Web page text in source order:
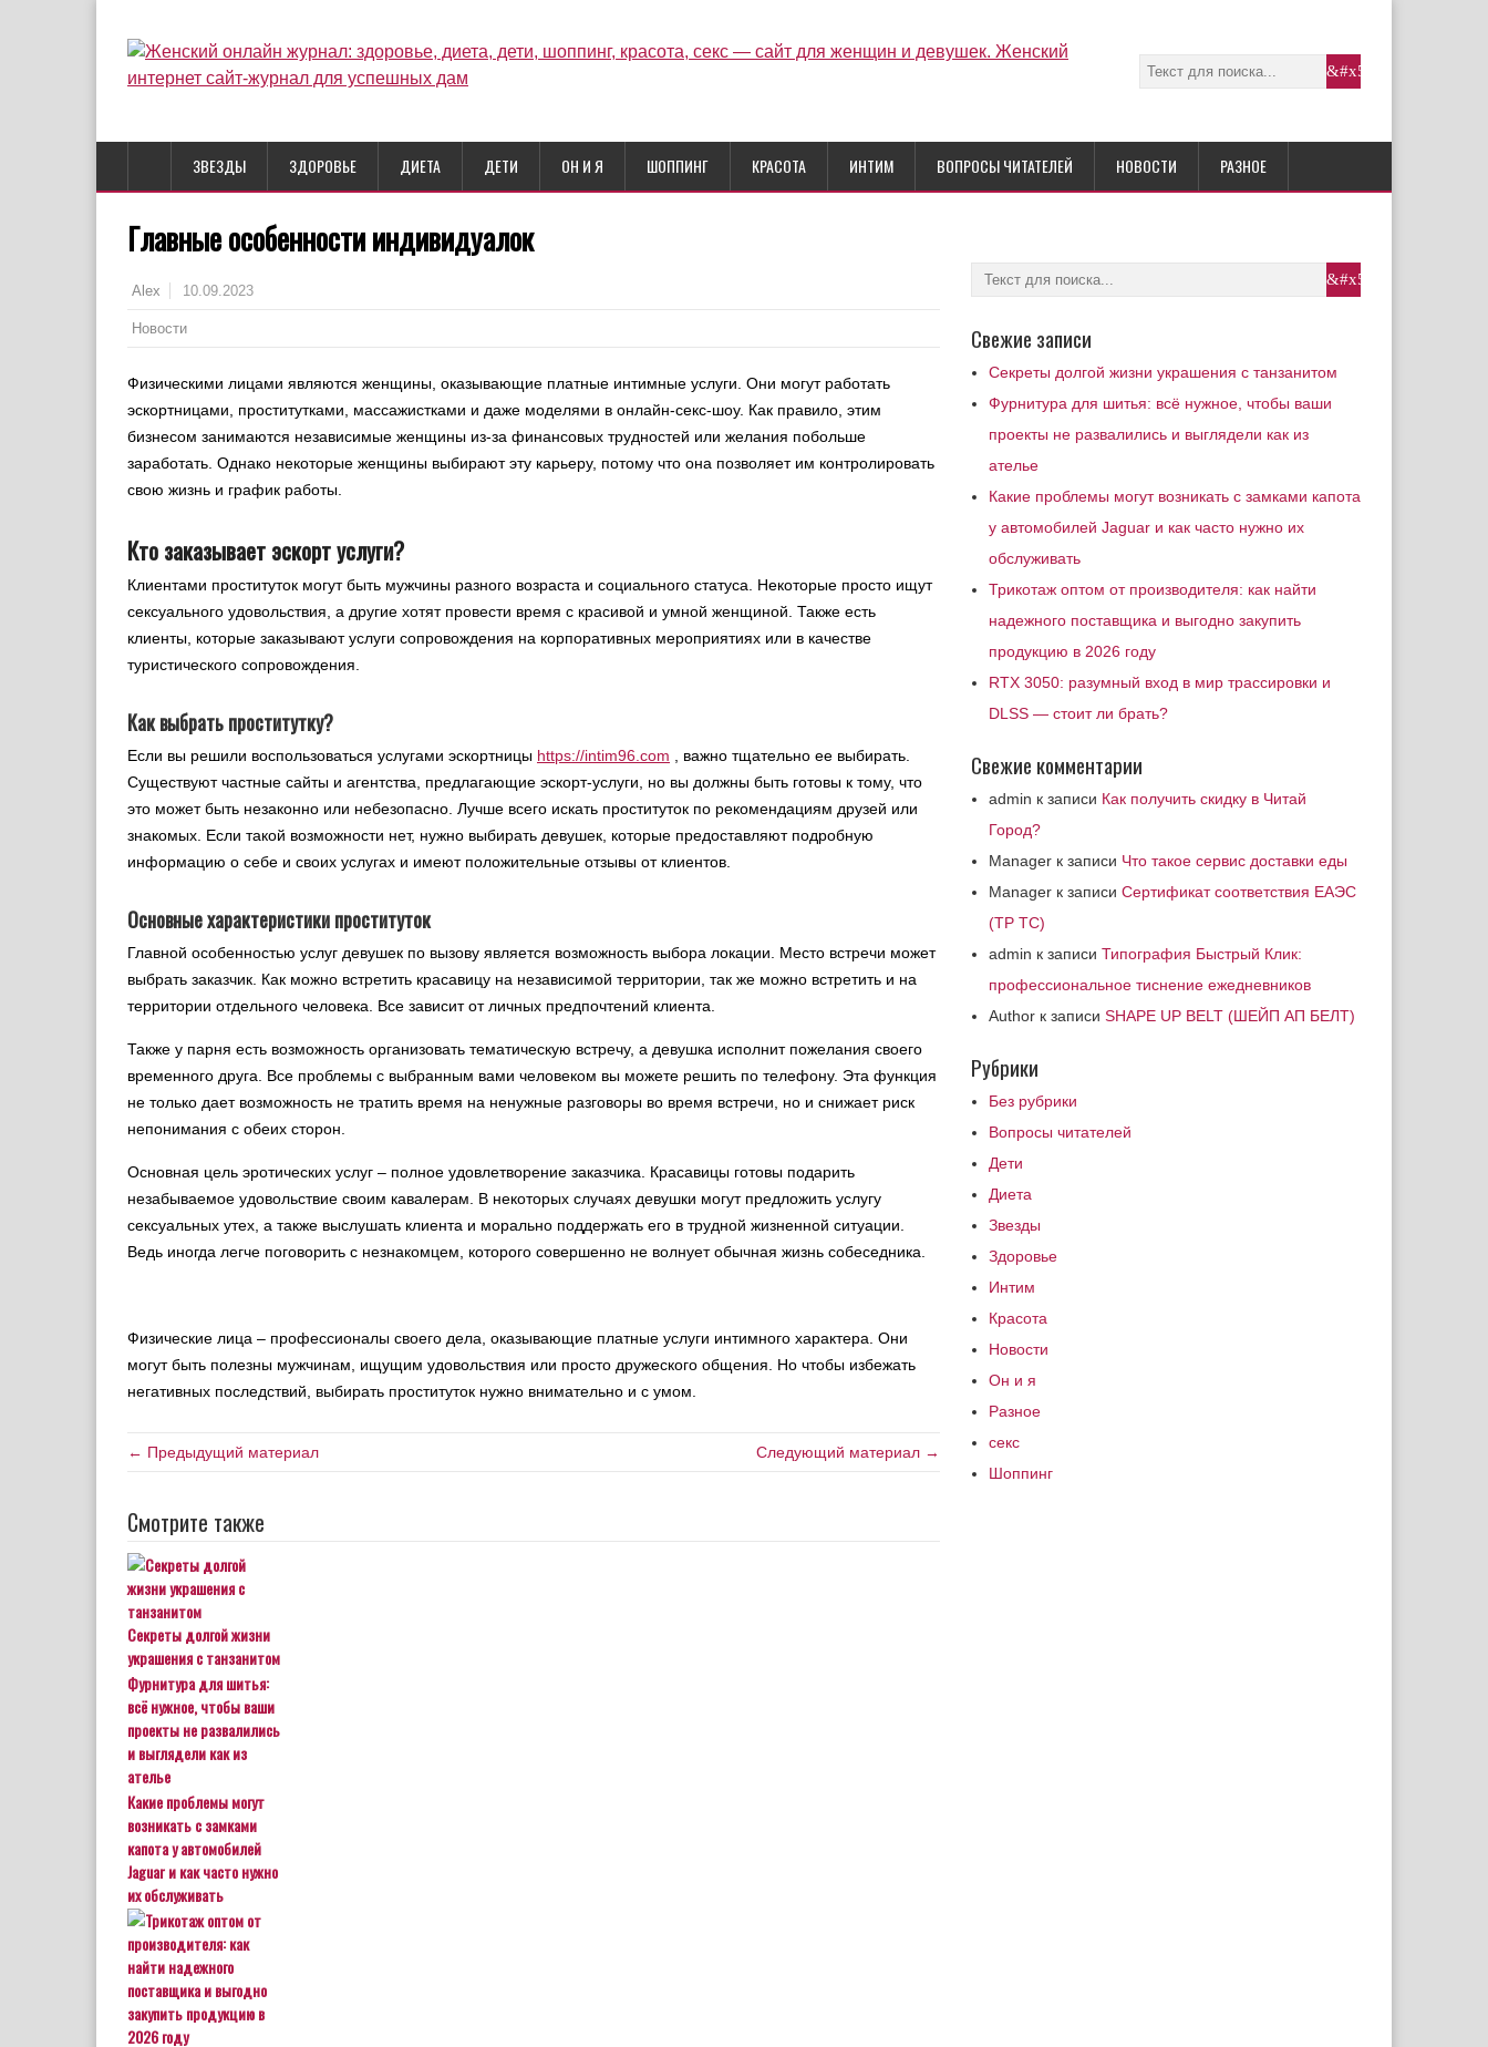
ЗВЕЗДЫ ЗДОРОВЬЕ ДИЕТА ДЕТИ ОН И Я ШОППИНГ КРАСОТА ИНТИМ ВОПРОСЫ ЧИТАТЕЛЕЙ НОВОСТИ РАЗНОЕ
Главные особенности индивидуалок
Alex 10.09.2023
Новости
Физическими лицами являются женщины, оказывающие платные интимные услуги. Они могут работать
эскортницами, проститутками, массажистками и даже моделями в онлайн-секс-шоу. Как правило, этим
бизнесом занимаются независимые женщины из-за финансовых трудностей или желания побольше
заработать. Однако некоторые женщины выбирают эту карьеру, потому что она позволяет им контролировать
свою жизнь и график работы.
Кто заказывает эскорт услуги?
Клиентами проституток могут быть мужчины разного возраста и социального статуса. Некоторые просто ищут
сексуального удовольствия, а другие хотят провести время с красивой и умной женщиной. Также есть
клиенты, которые заказывают услуги сопровождения на корпоративных мероприятиях или в качестве
туристического сопровождения.
Как выбрать проститутку?
Если вы решили воспользоваться услугами эскортницы https://intim96.com , важно тщательно ее выбирать.
Существуют частные сайты и агентства, предлагающие эскорт-услуги, но вы должны быть готовы к тому, что
это может быть незаконно или небезопасно. Лучше всего искать проституток по рекомендациям друзей или
знакомых. Если такой возможности нет, нужно выбирать девушек, которые предоставляют подробную
информацию о себе и своих услугах и имеют положительные отзывы от клиентов.
Основные характеристики проституток
Главной особенностью услуг девушек по вызову является возможность выбора локации. Место встречи может
выбрать заказчик. Как можно встретить красавицу на независимой территории, так же можно встретить и на
территории отдельного человека. Все зависит от личных предпочтений клиента.
Также у парня есть возможность организовать тематическую встречу, а девушка исполнит пожелания своего
временного друга. Все проблемы с выбранным вами человеком вы можете решить по телефону. Эта функция
не только дает возможность не тратить время на ненужные разговоры во время встречи, но и снижает риск
непонимания с обеих сторон.
Основная цель эротических услуг – полное удовлетворение заказчика. Красавицы готовы подарить
незабываемое удовольствие своим кавалерам. В некоторых случаях девушки могут предложить услугу
сексуальных утех, а также выслушать клиента и морально поддержать его в трудной жизненной ситуации.
Ведь иногда легче поговорить с незнакомцем, которого совершенно не волнует обычная жизнь собеседника.
Физические лица – профессионалы своего дела, оказывающие платные услуги интимного характера. Они
могут быть полезны мужчинам, ищущим удовольствия или просто дружеского общения. Но чтобы избежать
негативных последствий, выбирать проституток нужно внимательно и с умом.
← Предыдущий материал Следующий материал →
Смотрите также
Секреты долгой жизни
украшения с танзанитом
Фурнитура для шитья:
всё нужное, чтобы ваши
проекты не развалились
и выглядели как из
ателье
Какие проблемы могут
возникать с замками
капота у автомобилей
Jaguar и как часто нужно
их обслуживать
Свежие записи
Секреты долгой жизни украшения с танзанитом
Фурнитура для шитья: всё нужное, чтобы ваши
проекты не развалились и выглядели как из
ателье
Какие проблемы могут возникать с замками капота
у автомобилей Jaguar и как часто нужно их
обслуживать
Трикотаж оптом от производителя: как найти
надежного поставщика и выгодно закупить
продукцию в 2026 году
RTX 3050: разумный вход в мир трассировки и
DLSS — стоит ли брать?
Свежие комментарии
admin к записи Как получить скидку в Читай
Город?
Manager к записи Что такое сервис доставки еды
Manager к записи Сертификат соответствия ЕАЭС
(ТР ТС)
admin к записи Типография Быстрый Клик:
профессиональное тиснение ежедневников
Author к записи SHAPE UP BELT (ШЕЙП АП БЕЛТ)
Рубрики
Без рубрики
Вопросы читателей
Дети
Диета
Звезды
Здоровье
Интим
Красота
Новости
Он и я
Разное
секс
Шоппинг